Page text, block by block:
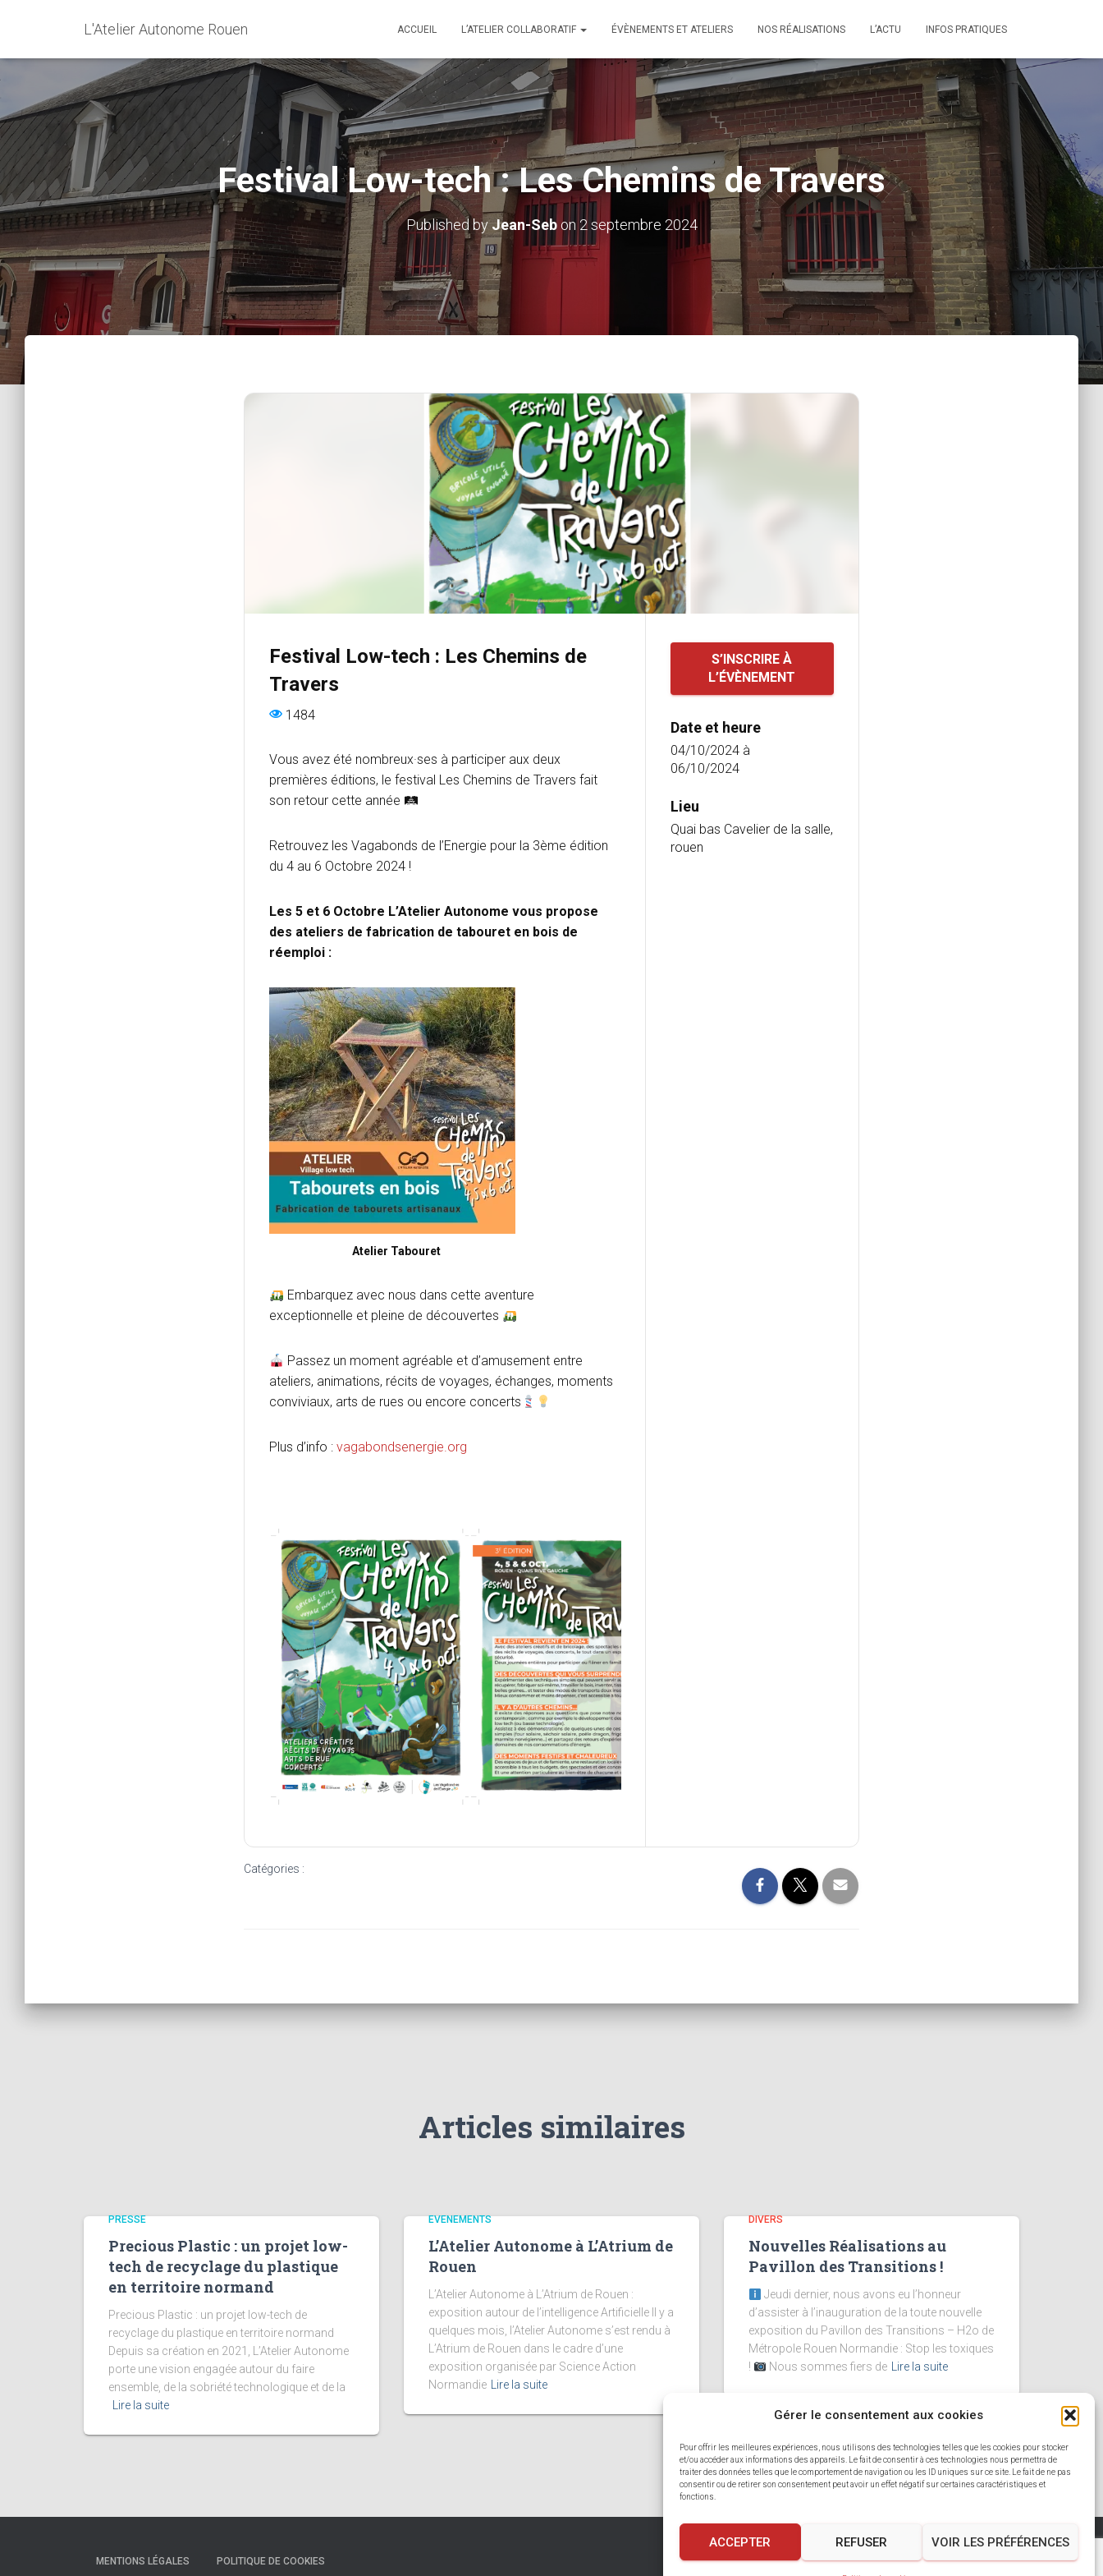
Gérer le consentement aux cookies
Pour offrir les meilleures expériences, nous utilisons des technologies telles que les cookies pour stocker
et/ou accéder aux informations des appareils. Le fait de consentir à ces technologies nous permettra de
traiter des données telles que le comportement de navigation ou les ID uniques sur ce site. Le fait de ne pas
consentir ou de retirer son consentement peut avoir un effet négatif sur certaines caractéristiques et
fonctions.
ACCEPTER REFUSER VOIR LES PRÉFÉRENCES
L'Atelier Autonome Rouen ACCUEIL L’ATELIER COLLABORATIF ÉVÈNEMENTS ET ATELIERS NOS RÉALISATIONS L’ACTU INFOS PRATIQUES
Festival Low-tech : Les Chemins de Travers
Published byJean-Sebon 2 septembre 2024
Festival Low-tech : Les Chemins de
Travers
1484
Vous avez été nombreux·ses à participer aux deux
premières éditions, le festival Les Chemins de Travers fait
son retour cette année 🛤
Retrouvez les Vagabonds de l’Energie pour la 3ème édition
du 4 au 6 Octobre 2024 !
Les 5 et 6 Octobre L’Atelier Autonome vous propose
des ateliers de fabrication de tabouret en bois de
réemploi :
Atelier Tabouret
Embarquez avec nous dans cette aventure
exceptionnelle et pleine de découvertes
Passez un moment agréable et d’amusement entre
ateliers, animations, récits de voyages, échanges, moments
conviviaux, arts de rues ou encore concerts
Plus d’info : vagabondsenergie.org
S’INSCRIRE À
L’ÉVÈNEMENT
Date et heure
04/10/2024 à
06/10/2024
Lieu
Quai bas Cavelier de la salle,
rouen
Catégories :
Articles similaires
PRESSE
Precious Plastic : un projet low-
tech de recyclage du plastique
en territoire normand
Precious Plastic : un projet low-tech de
recyclage du plastique en territoire normand
Depuis sa création en 2021, L’Atelier Autonome
porte une vision engagée autour du faire
ensemble, de la sobriété technologique et de la
Lire la suite
EVENEMENTS
L’Atelier Autonome à L’Atrium de
Rouen
L’Atelier Autonome à L’Atrium de Rouen :
exposition autour de l’intelligence Artificielle Il y a
quelques mois, l’Atelier Autonome s’est rendu à
L’Atrium de Rouen dans le cadre d’une
exposition organisée par Science Action
Normandie Lire la suite
DIVERS
Nouvelles Réalisations au
Pavillon des Transitions !
Jeudi dernier, nous avons eu l’honneur
d’assister à l’inauguration de la toute nouvelle
exposition du Pavillon des Transitions – H2o de
Métropole Rouen Normandie : Stop les toxiques
!
Nous sommes fiers de Lire la suite
MENTIONS LÉGALES POLITIQUE DE COOKIES